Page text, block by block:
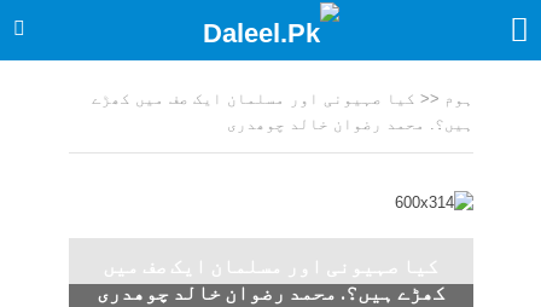
ہوم << کیا صہیونی اور مسلمان ایک صف میں کھڑے
ہیں؟. محمد رضوان خالد چوھدری
کیا صہیونی اور مسلمان ایک صف میں
کھڑے ہیں؟. محمد رضوان خالد چوھدری